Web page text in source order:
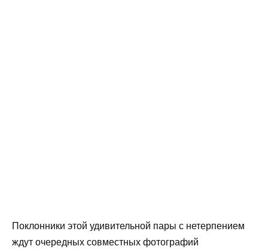
Поклонники этой удивительной пары с нетерпением
ждут очередных совместных фотографий